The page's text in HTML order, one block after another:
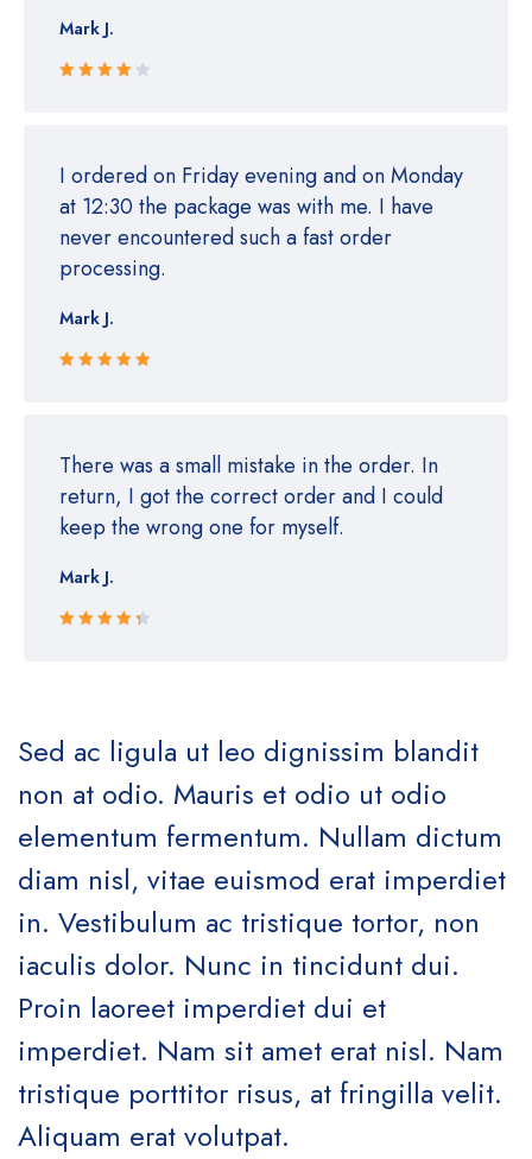
Mark J.
I ordered on Friday evening and on Monday
at 12:30 the package was with me. I have
never encountered such a fast order
processing.
Mark J.
There was a small mistake in the order. In
return, I got the correct order and I could
keep the wrong one for myself.
Mark J.
Sed ac ligula ut leo dignissim blandit
non at odio. Mauris et odio ut odio
elementum fermentum. Nullam dictum
diam nisl, vitae euismod erat imperdiet
in. Vestibulum ac tristique tortor, non
iaculis dolor. Nunc in tincidunt dui.
Proin laoreet imperdiet dui et
imperdiet. Nam sit amet erat nisl. Nam
tristique porttitor risus, at fringilla velit.
Aliquam erat volutpat.